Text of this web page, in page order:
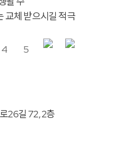
교체 받으시길 적극
4 5
26길 72, 2층